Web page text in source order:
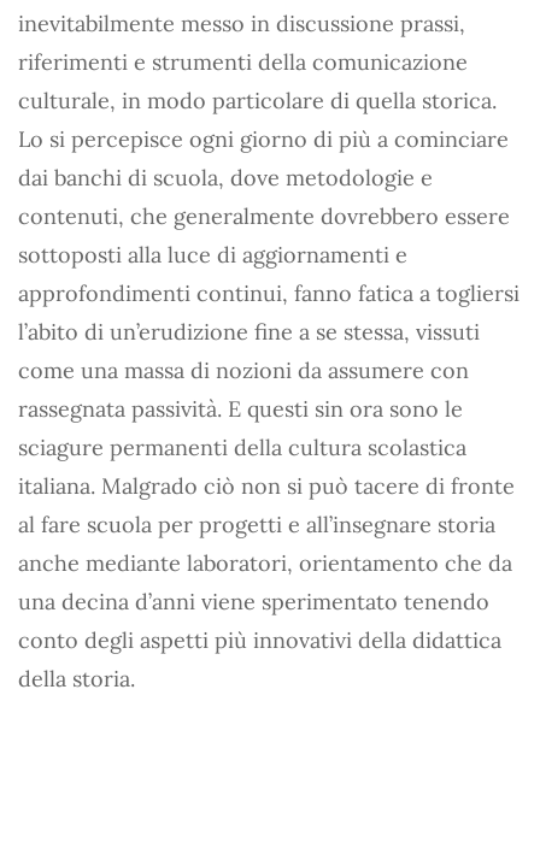
inevitabilmente messo in discussione prassi,
riferimenti e strumenti della comunicazione
culturale, in modo particolare di quella storica.
Lo si percepisce ogni giorno di più a cominciare
dai banchi di scuola, dove metodologie e
contenuti, che generalmente dovrebbero essere
sottoposti alla luce di aggiornamenti e
approfondimenti continui, fanno fatica a togliersi
l’abito di un’erudizione fine a se stessa, vissuti
come una massa di nozioni da assumere con
rassegnata passività. E questi sin ora sono le
sciagure permanenti della cultura scolastica
italiana. Malgrado ciò non si può tacere di fronte
al fare scuola per progetti e all’insegnare storia
anche mediante laboratori, orientamento che da
una decina d’anni viene sperimentato tenendo
conto degli aspetti più innovativi della didattica
della storia.